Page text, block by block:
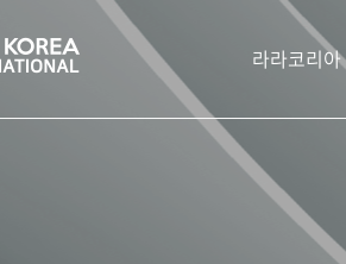
라라코리아